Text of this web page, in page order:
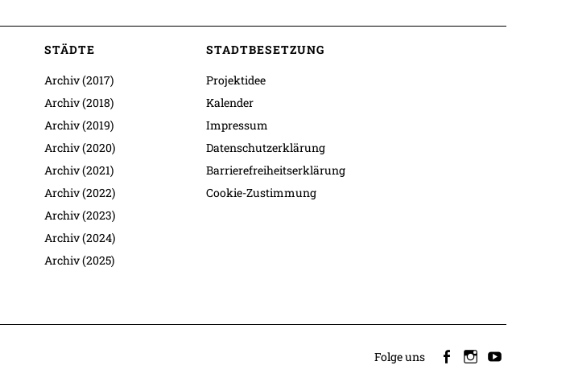
STÄDTE
Archiv (2017)
Archiv (2018)
Archiv (2019)
Archiv (2020)
Archiv (2021)
Archiv (2022)
Archiv (2023)
Archiv (2024)
Archiv (2025)
STADTBESETZUNG
Projektidee
Kalender
Impressum
Datenschutzerklärung
Barrierefreiheitserklärung
Cookie-Zustimmung
Folge uns